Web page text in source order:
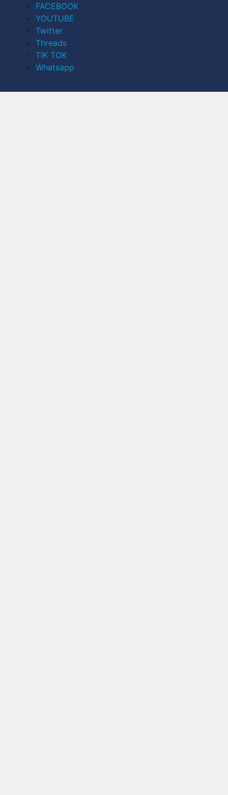
FACEBOOK
YOUTUBE
Twitter
Threads
TIK TOK
Whatsapp